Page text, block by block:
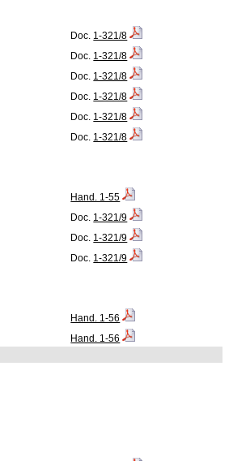
Doc. 1-321/8
Doc. 1-321/8
Doc. 1-321/8
Doc. 1-321/8
Doc. 1-321/8
Doc. 1-321/8
Hand. 1-55
Doc. 1-321/9
Doc. 1-321/9
Doc. 1-321/9
Hand. 1-56
Hand. 1-56